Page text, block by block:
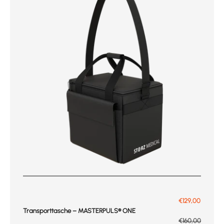
Transporttasche – MASTERPULS® ONE
Prix de vente
€129,00
Prix normal
€160,00